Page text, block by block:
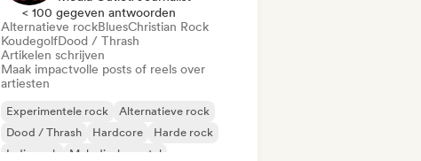
< 100 gegeven antwoorden
Alternatieve rockBluesChristian Rock
KoudegolfDood / Thrash
Artikelen schrijven
Maak impactvolle posts of reels over
artiesten
Experimentele rock
Alternatieve rock
Dood / Thrash
Hardcore
Harde rock
Indie rock
Melodische metal